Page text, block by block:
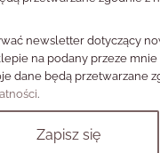
naszej biżuterii, która
newsletter dotyczący
na podany przeze mnie
dane będą przetwarzane
.